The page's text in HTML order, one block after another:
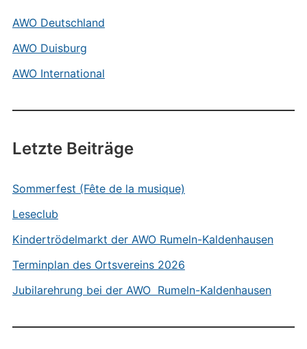
AWO Deutschland
AWO Duisburg
AWO International
Letzte Beiträge
Sommerfest (Fête de la musique)
Leseclub
Kindertrödelmarkt der AWO Rumeln-Kaldenhausen
Terminplan des Ortsvereins 2026
Jubilarehrung bei der AWO Rumeln-Kaldenhausen